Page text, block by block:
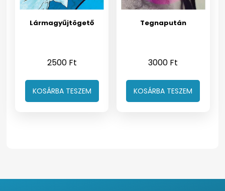
Lármagyűjtögető
2500 Ft
KOSÁRBA TESZEM
Tegnapután
3000 Ft
KOSÁRBA TESZEM